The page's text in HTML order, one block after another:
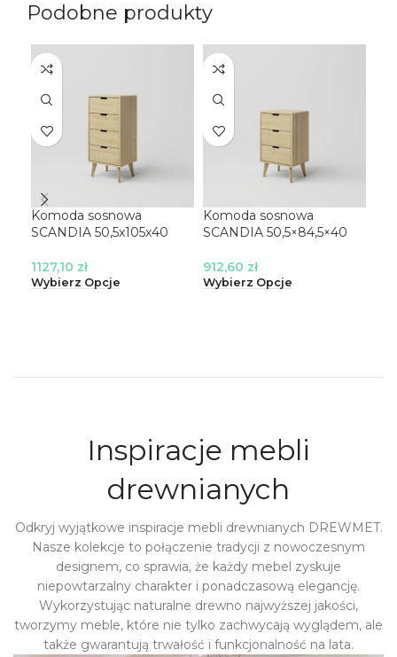
Podobne produkty
Komoda sosnowa
SCANDIA 50,5x105x40
1127,10 zł
Wybierz Opcje
Komoda sosnowa
SCANDIA 50,5×84,5×40
912,60 zł
Wybierz Opcje
Inspiracje mebli
drewnianych
Odkryj wyjątkowe inspiracje mebli drewnianych DREWMET.
Nasze kolekcje to połączenie tradycji z nowoczesnym
designem, co sprawia, że każdy mebel zyskuje
niepowtarzalny charakter i ponadczasową elegancję.
Wykorzystując naturalne drewno najwyższej jakości,
tworzymy meble, które nie tylko zachwycają wyglądem, ale
także gwarantują trwałość i funkcjonalność na lata.